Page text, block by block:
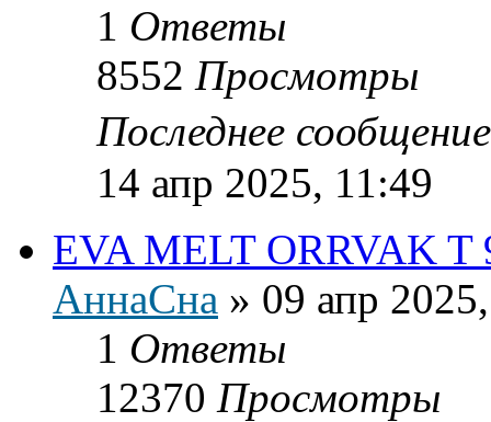
1 Ответы
8552 Просмотры
Последнее
14 апр 2025, 11:49
EVA MELT ORRVAK T
АннаСна » 09 апр
1 Ответы
12370 Просмотры